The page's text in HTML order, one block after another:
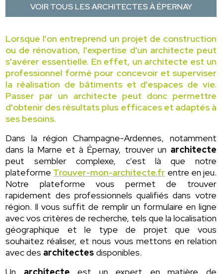
VOIR TOUS LES ARCHITECTES À ÉPERNAY
Lorsque l'on entreprend un projet de construction
ou de rénovation, l'expertise d'un architecte peut
s'avérer essentielle. En effet, un architecte est un
professionnel formé pour concevoir et superviser
la réalisation de bâtiments et d'espaces de vie.
Passer par un architecte peut donc permettre
d'obtenir des résultats plus efficaces et adaptés à
ses besoins.
Dans la région Champagne-Ardennes, notamment
dans la Marne et à Épernay, trouver un architecte
peut sembler complexe, c'est là que notre
plateforme Trouver-mon-architecte.fr entre en jeu.
Notre plateforme vous permet de trouver
rapidement des professionnels qualifiés dans votre
région. Il vous suffit de remplir un formulaire en ligne
avec vos critères de recherche, tels que la localisation
géographique et le type de projet que vous
souhaitez réaliser, et nous vous mettons en relation
avec des architectes disponibles.